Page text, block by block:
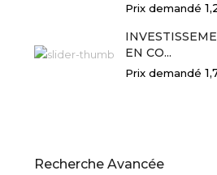
Prix demandé
EN CO...
Prix demandé
Recherche Avancée